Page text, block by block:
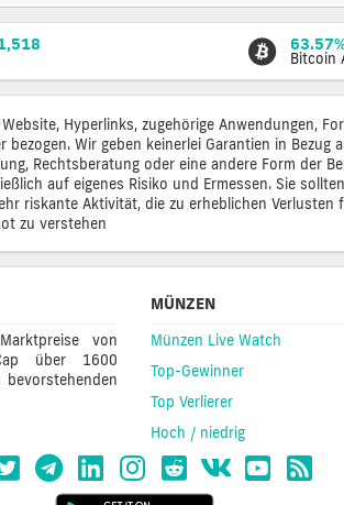
Bitcoin
Hyperlinks, zugehörige Anwendungen,
Wir geben keinerlei Garantien in
Rechtsberatung oder eine andere Form der
auf eigenes Risiko und Ermessen. Sie
riskante Aktivität, die zu erheblichen
zu verstehen
von
über 1600
MÜNZEN
Münzen Live Watch
Top-Gewinner
Top Verlierer
Hoch / niedrig